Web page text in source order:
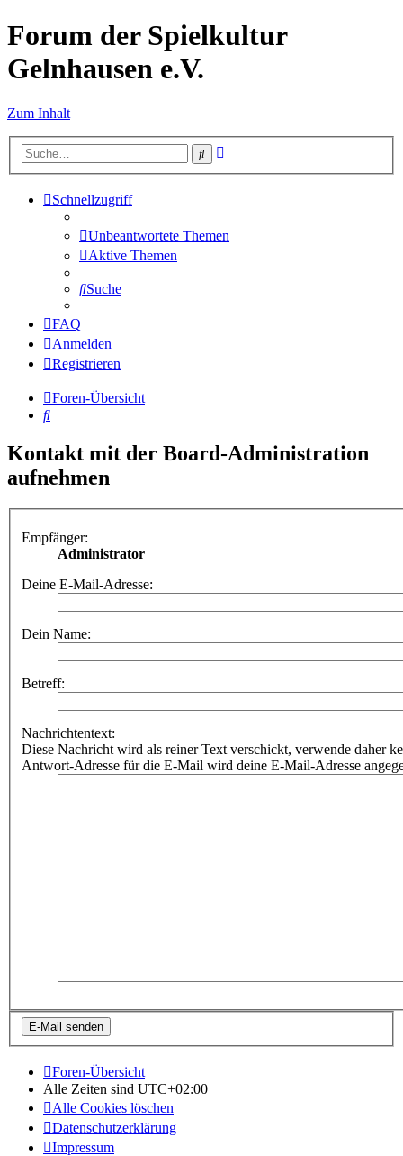
Forum der Spielkultur
Gelnhausen e.V.
Zum Inhalt
Suche
Schnellzugriff
Unbeantwortete Themen
Aktive Themen
Suche
FAQ
Anmelden
Registrieren
Foren-Übersicht
Suche
Kontakt mit der Board-Administration
aufnehmen
Empfänger:
Administrator
Deine E-Mail-Adresse:
Dein Name:
Betreff:
Nachrichtentext:
Diese Nachricht wird als reiner Text verschickt, verwende daher
Antwort-Adresse für die E-Mail wird deine E-Mail-Adresse
Foren-Übersicht
Alle Zeiten sind UTC+02:00
Alle Cookies löschen
Datenschutzerklärung
Impressum